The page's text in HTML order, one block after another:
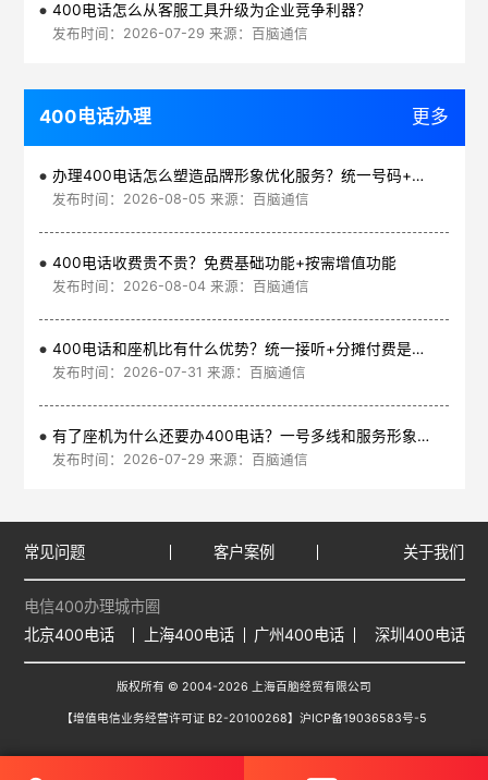
400电话怎么从客服工具升级为企业竞争利器？
发布时间：2026-07-29 来源：百脑通信
400电话办理 更多
办理400电话怎么塑造品牌形象优化服务？统一号码+智能管理平台
发布时间：2026-08-05 来源：百脑通信
400电话收费贵不贵？免费基础功能+按需增值功能
发布时间：2026-08-04 来源：百脑通信
400电话和座机比有什么优势？统一接听+分摊付费是核心
发布时间：2026-07-31 来源：百脑通信
有了座机为什么还要办400电话？一号多线和服务形象是核心
发布时间：2026-07-29 来源：百脑通信
常见问题 客户案例 关于我们
电信400办理城市圈
北京400电话
上海400电话 广州400电话 深圳400电话
版权所有 © 2004-2026 上海百脑经贸有限公司
【增值电信业务经营许可证 B2-20100268】 沪ICP备19036583号-5